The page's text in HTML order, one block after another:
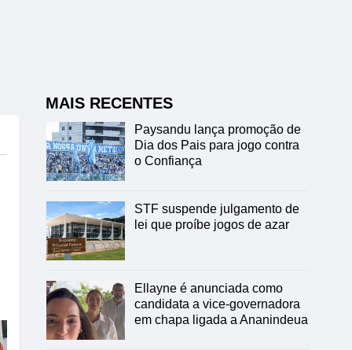
MAIS RECENTES
Paysandu lança promoção de
Dia dos Pais para jogo contra
o Confiança
STF suspende julgamento de
lei que proíbe jogos de azar
Ellayne é anunciada como
candidata a vice-governadora
em chapa ligada a Ananindeua